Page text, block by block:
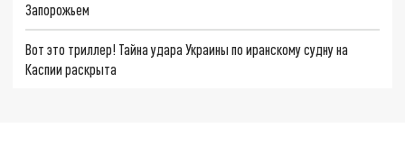
Запорожьем
Вот это триллер! Тайна удара Украины по иранскому судну на
Каспии раскрыта